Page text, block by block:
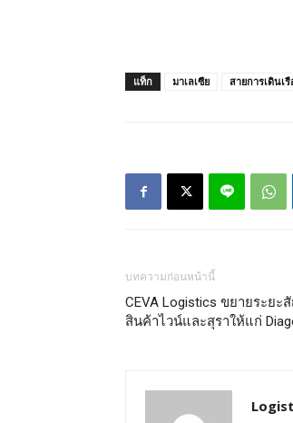
แท็ก มาเลเซีย สายการเดินเรื
บทความก่อนหน้านี้
CEVA Logistics ขยายระย
สินค้าไวน์และสุราให้แก่